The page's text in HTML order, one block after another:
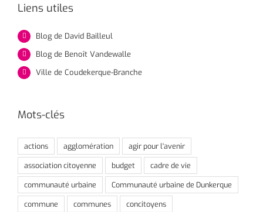
Liens utiles
Blog de David Bailleul
Blog de Benoît Vandewalle
Ville de Coudekerque-Branche
Mots-clés
actions agglomération
agir pour l'avenir
association citoyenne
budget
cadre de vie
communauté urbaine
Communauté urbaine de Dunkerque
commune
communes
concitoyens